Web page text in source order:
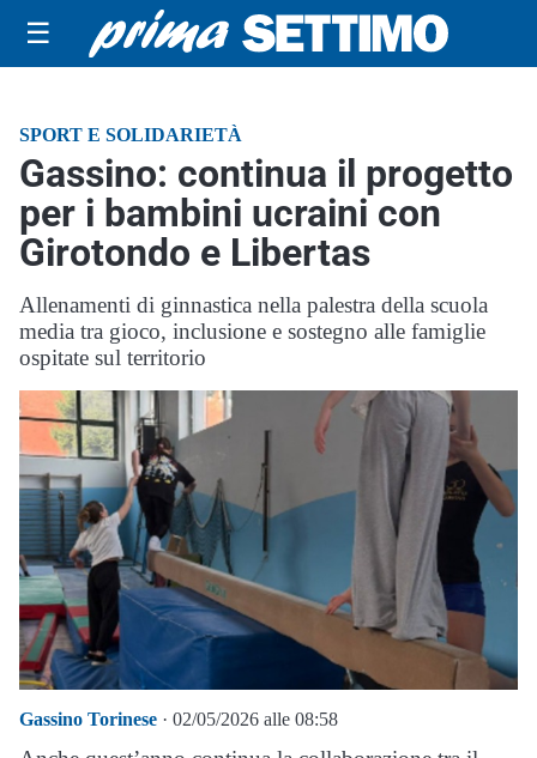
☰
SPORT E SOLIDARIETÀ
Gassino: continua il progetto
per i bambini ucraini con
Girotondo e Libertas
Allenamenti di ginnastica nella palestra della scuola
media tra gioco, inclusione e sostegno alle famiglie
ospitate sul territorio
Gassino Torinese · 02/05/2026 alle 08:58